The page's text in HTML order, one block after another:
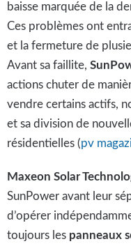
baisse marquée de la
Ces problèmes ont
et la fermeture de
Avant sa faillite,
actions chuter de
vendre certains actifs,
et sa division de
résidentielles ​(pv
Maxeon Solar
SunPower avant leur
d’opérer
toujours lespanneaux